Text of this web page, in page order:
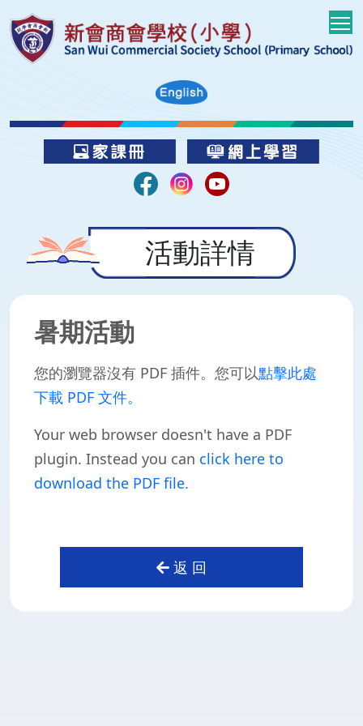
活動詳情
暑期活動
您的瀏覽器沒有 PDF 插件。您可以點擊此處
下載 PDF 文件。
Your web browser doesn't have a PDF
plugin. Instead you can click here to
download the PDF file.
返 回